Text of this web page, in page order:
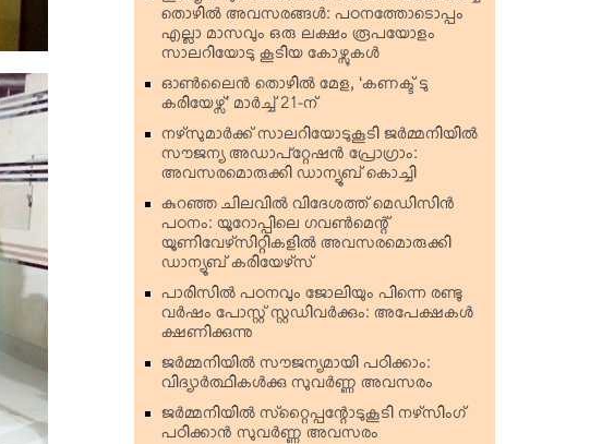
തൊഴില്‍ അവസരങ്ങള്‍: പഠനത്തോടൊപ്പം
എല്ലാ മാസവും ഒരു ലക്ഷം രൂപയോളം
സാലറിയോടു കൂടിയ കോഴ്സുകള്‍
ഓണ്‍ലൈന്‍ തൊഴില്‍ മേള, ‘കണക്ട് ടു
കരിയേഴ്സ്’ മാര്‍ച്ച് 21-ന്
നഴ്‌സുമാര്‍ക്ക് സാലറിയോടുകൂടി ജര്‍മ്മനിയില്‍
സൗജന്യ അഡാപ്റ്റേഷന്‍ പ്രോഗ്രാം:
അവസരമൊരുക്കി ഡാന്യൂബ് കൊച്ചി
കുറഞ്ഞ ചിലവില്‍ വിദേശത്ത് മെഡിസിന്‍
പഠനം: യൂറോപ്പിലെ ഗവണ്‍മെന്റ്
യൂണിവേഴ്‌സിറ്റികളില്‍ അവസരമൊരുക്കി
ഡാന്യൂബ് കരിയേഴ്‌സ്
പാരിസില്‍ പഠനവും ജോലിയും പിന്നെ രണ്ടു
വര്‍ഷം പോസ്റ്റ് സ്റ്റഡിവര്‍ക്കും: അപേക്ഷകള്‍
ക്ഷണിക്കുന്നു
ജര്‍മ്മനിയില്‍ സൗജന്യമായി പഠിക്കാം:
വിദ്യാര്‍ത്ഥികള്‍ക്കു സുവര്‍ണ്ണ അവസരം
ജര്‍മ്മനിയില്‍ സ്‌റ്റൈപ്പന്റോടുകൂടി നഴ്‌സിംഗ്
പഠിക്കാന്‍ സുവര്‍ണ്ണ അവസരം